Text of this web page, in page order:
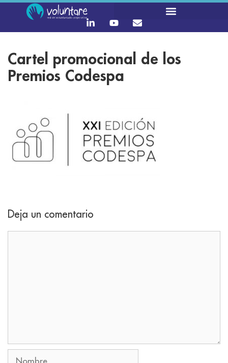
Cartel promocional de los
Premios Codespa
Deja un comentario